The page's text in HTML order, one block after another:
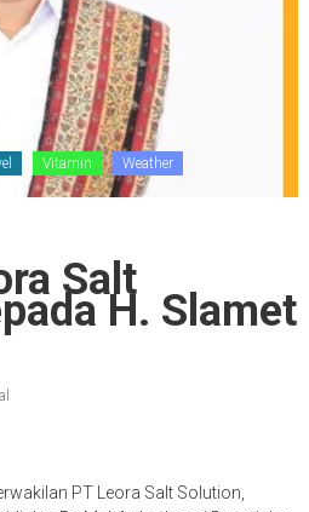
Vitamin Weather
Salt
H. Slamet
PT Leora Salt Solution,